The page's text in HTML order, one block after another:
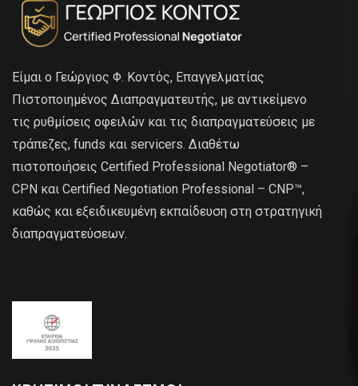
Είμαι ο Γεώργιος Φ. Κοντός, Επαγγελματίας
Πιστοποιημένος Διαπραγματευτής, με αντικείμενο
τις ρυθμίσεις οφειλών και τις διαπραγματεύσεις με
τράπεζες, funds και servicers. Διαθέτω
πιστοποιήσεις Certified Professional Negotiator® –
CPN και Certified Negotiation Professional – CNP™,
καθώς και εξειδικευμένη εκπαίδευση στη στρατηγική
διαπραγματεύσεων.